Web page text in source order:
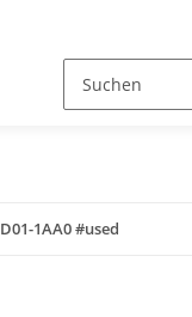
1AA0 #used